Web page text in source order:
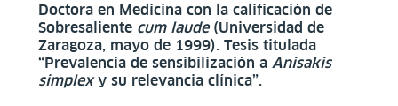
Doctora en Medicina con la calificación de
Sobresaliente cum laude(Universidad de
Zaragoza, mayo de 1999). Tesis titulada
“Prevalencia de sensibilización a Anisakis
simplexy su relevancia clínica”.